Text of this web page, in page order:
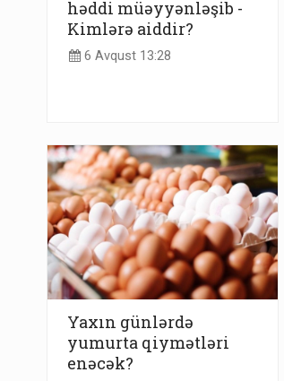
həddi müəyyənləşib -
Kimlərə aiddir?
6 Avqust 13:28
Yaxın günlərdə
yumurta qiymətləri
enəcək?